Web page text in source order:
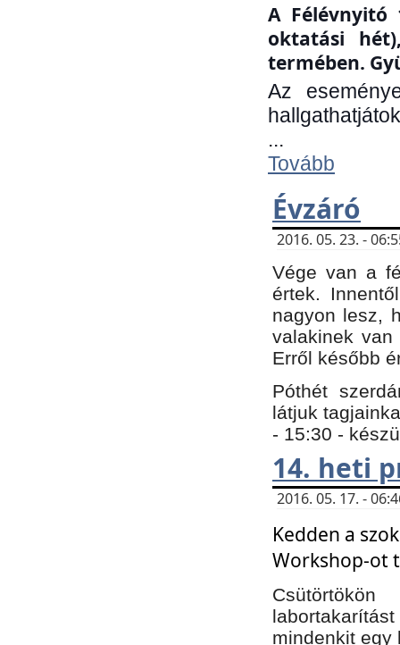
A Félévnyitó
oktatási
termében.
Az
...
Tovább
Évzáró
2016. 05. 23. -
Vége van a
értek.
nagyon lesz,
valakinek
Erről később
Póthét
látjuk
- 15:30 -
14. heti
2016. 05. 17. -
Kedden a
Workshop-ot
mindenkit